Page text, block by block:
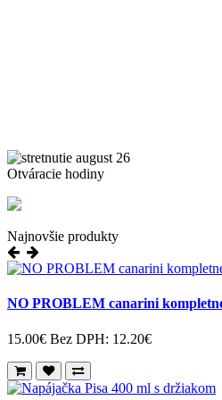
Otváracie hodiny
Najnovšie produkty
NO PROBLEM canarini
15.00€ Bez DPH: 12.20€